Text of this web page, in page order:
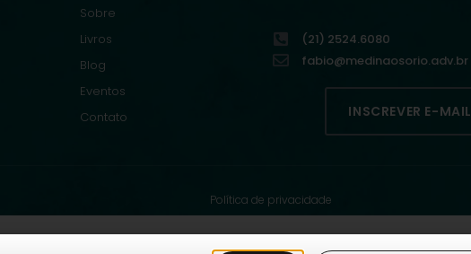
Sobre
Livros
Blog
Eventos
Contato
(21) 2524.6080
fabio@medinaosorio.adv.br
INSCREVER E-MAIL
Política de privacidade